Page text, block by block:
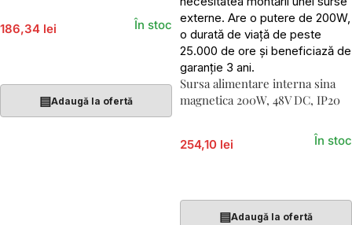
186,34 lei În stoc
▤Adaugă la ofertă
Sursa alimentare interna sina
magnetica 200W, 48V DC, IP20
254,10 lei În stoc
▤Adaugă la ofertă